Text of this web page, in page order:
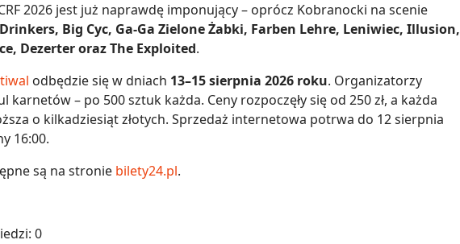
2026 jest już naprawdę imponujący – oprócz Kobranocki na scenie
Big Cyc, Ga-Ga Zielone Żabki, Farben Lehre, Leniwiec, Illusion,
Dezerter oraz The Exploited.
odbędzie się w dniach 13–15 sierpnia 2026 roku. Organizatorzy
karnetów – po 500 sztuk każda. Ceny rozpoczęły się od 250 zł, a każda
o kilkadziesiąt złotych. Sprzedaż internetowa potrwa do 12 sierpnia
16:00.
są na stronie bilety24.pl.
0